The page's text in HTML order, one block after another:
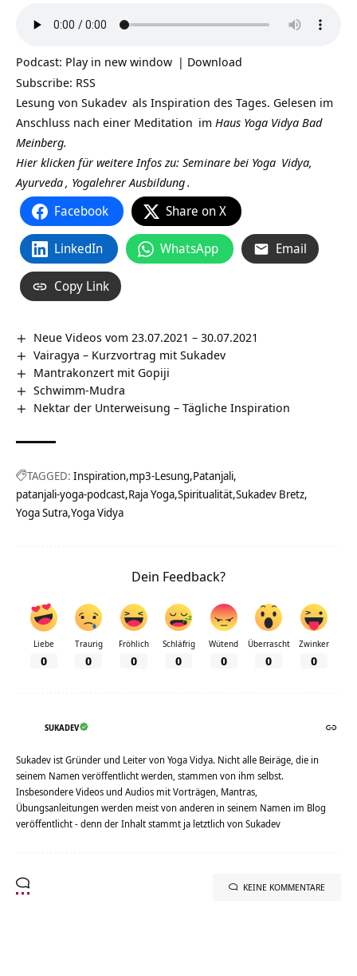
Podcast: Play in new window | Download
Subscribe: RSS
Lesung von Sukadev als Inspiration des Tages. Gelesen im
Anschluss nach einer Meditation im Haus Yoga Vidya Bad
Meinberg.
Hier klicken für weitere Infos zu: Seminare bei Yoga Vidya,
Ayurveda, Yogalehrer Ausbildung.
Facebook Share on X
LinkedIn WhatsApp Email
Copy Link
Neue Videos vom 23.07.2021 – 30.07.2021
Vairagya – Kurzvortrag mit Sukadev
Mantrakonzert mit Gopiji
Schwimm-Mudra
Nektar der Unterweisung – Tägliche Inspiration
TAGGED: Inspiration mp3-Lesung Patanjali
patanjali-yoga-podcast Raja Yoga Spiritualität Sukadev Bretz
Yoga Sutra Yoga Vidya
Dein Feedback?
Liebe
0
Traurig
0
Fröhlich
0
Schläfrig
0
Wütend
0
Überrascht
0
Zwinker
0
SUKADEV
Sukadev ist Gründer und Leiter von Yoga Vidya. Nicht alle Beiräge, die in
seinem Namen veröffentlicht werden, stammen von ihm selbst.
Insbesondere Videos und Audios mit Vorträgen, Mantras,
Übungsanleitungen werden meist von anderen in seinem Namen im Blog
veröffentlicht - denn der Inhalt stammt ja letztlich von Sukadev
KEINE KOMMENTARE